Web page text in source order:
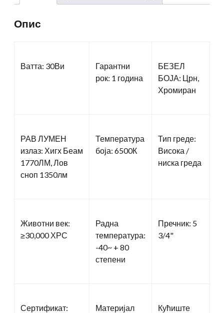
Опис
Ватта: 30Ви
Гарантни
рок: 1 година
БЕЗЕЛ
БОЈА: Црн,
Хромиран
РАВ ЛУМЕН
излаз: Хигх Беам
1770ЛМ, Лов
сноп 1350лм
Температура
боја: 6500К
Тип греде:
Висока /
ниска греда
Животни век:
≥30,000 ХРС
Радна
температура:
-40~ + 80
степени
Пречник: 5
3/4"
Сертификат:
Материјал
Кућиште